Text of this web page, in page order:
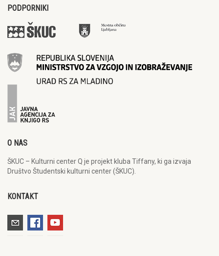
PODPORNIKI
O NAS
ŠKUC – Kulturni center Q je projekt kluba Tiffany, ki ga izvaja
Društvo Študentski kulturni center (ŠKUC).
KONTAKT